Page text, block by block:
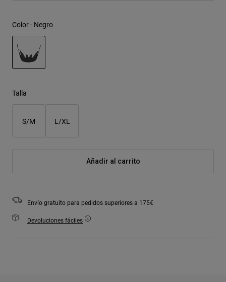
Color - Negro
Talla
S/M L/XL
Añadir al carrito
Envío gratuito para pedidos superiores a 175€
Devoluciones fáciles